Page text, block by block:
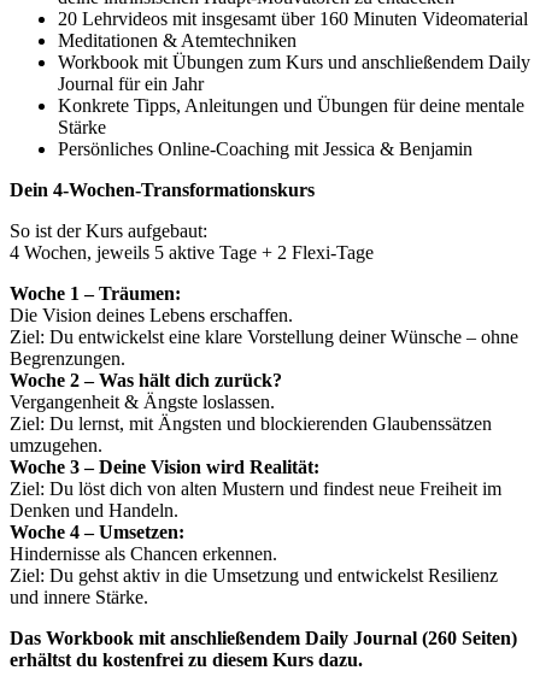
20 Lehrvideos mit insgesamt über 160 Minuten Videomaterial
Meditationen & Atemtechniken
Workbook mit Übungen zum Kurs und anschließendem Daily
Journal für ein Jahr
Konkrete Tipps, Anleitungen und Übungen für deine mentale
Stärke
Persönliches Online-Coaching mit Jessica & Benjamin
Dein 4-Wochen-Transformationskurs
So ist der Kurs aufgebaut:
4 Wochen, jeweils 5 aktive Tage + 2 Flexi-Tage
Woche 1 – Träumen:
Die Vision deines Lebens erschaffen.
Ziel: Du entwickelst eine klare Vorstellung deiner Wünsche – ohne
Begrenzungen.
Woche 2 – Was hält dich zurück?
Vergangenheit & Ängste loslassen.
Ziel: Du lernst, mit Ängsten und blockierenden Glaubenssätzen
umzugehen.
Woche 3 – Deine Vision wird Realität:
Ziel: Du löst dich von alten Mustern und findest neue Freiheit im
Denken und Handeln.
Woche 4 – Umsetzen:
Hindernisse als Chancen erkennen.
Ziel: Du gehst aktiv in die Umsetzung und entwickelst Resilienz
und innere Stärke.
Das Workbook mit anschließendem Daily Journal (260 Seiten)
erhältst du kostenfrei zu diesem Kurs dazu.